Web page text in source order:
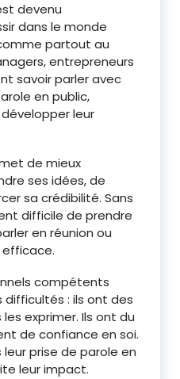
devenu
dans le monde
partout au
entrepreneurs
savoir parler avec
en public,
leur
de mieux
ses idées, de
sa crédibilité. Sans
difficile de prendre
en réunion ou
efficace.
compétents
: ils ont des
exprimer. Ils ont du
de confiance en soi.
prise de parole en
leur impact.